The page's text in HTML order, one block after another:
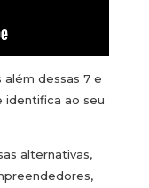
além dessas 7 e
identifica ao seu
alternativas,